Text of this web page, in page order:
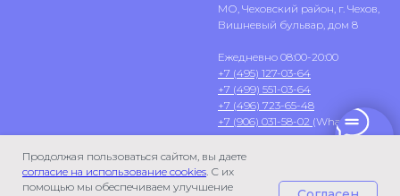
Продолжая пользоваться сайтом, вы даете
согласие на использование cookies. С их
помощью мы обеспечиваем улучшение
МО, Чеховский район, г. Чехов,
Вишневый бульвар, дом 8
Ежедневно 08:00-20:00
+7 (495) 127-03-64
+7 (499) 551-03-64
+7 (496) 723-65-48
+7 (906) 031-58-02 (WhatsApp)